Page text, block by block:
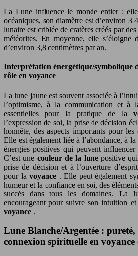
La Lune influence le monde entier : elle
océaniques, son diamètre est d’environ 3
lunaire est criblée de cratères créés par
météorites. En moyenne, elle s’éloigne
d’environ 3,8 centimètres par an.
Interprétation énergétique/symbolique
rôle en voyance
La lune jaune est souvent associée à
l’optimisme, à la communication et à
essentielles pour la pratique de la
l’expression de soi, la prise de décision
honnête, des aspects importants pour les
Elle est également liée à l’abondance, à
énergies positives qui peuvent
C’est une couleur de la lune positive
prise de décision et à l’ouverture
pour lavoyance . Elle peut également
humeur et la confiance en soi, des
succès dans tous les domaines. La
encourageant pour suivre son intuition
voyance .
Lune Blanche/Argentée :
connexion spirituelle en